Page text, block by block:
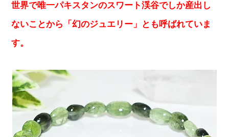
世界で唯一パキスタンのスワート渓谷でしか産出し
ないことから「幻のジュエリー」とも呼ばれていま
す。